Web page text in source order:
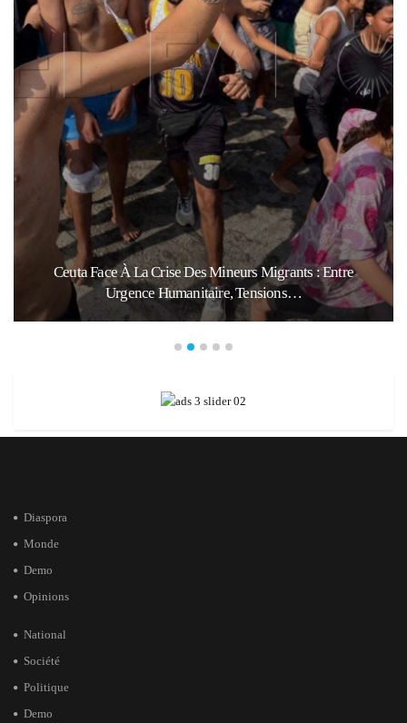
Ceuta Face À La Crise Des Mineurs Migrants : Entre
Urgence Humanitaire, Tensions…
Diaspora
Monde
Demo
Opinions
National
Société
Politique
Demo